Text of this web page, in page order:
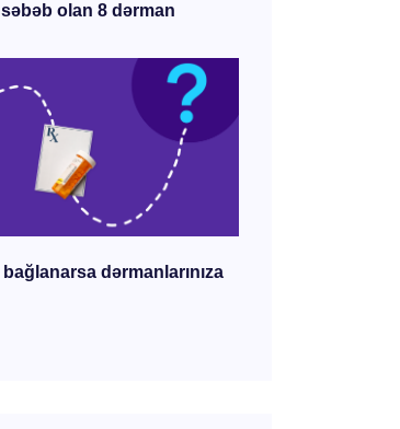
olan 8 dərman
dərmanlarınıza